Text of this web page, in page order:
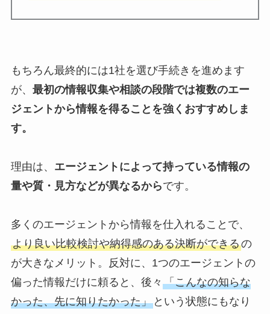
もちろん最終的には1社を選び手続きを進めます
が、 最初の情報収集や相談の段階では複数のエー
ジェントから情報を得ることを強くおすすめしま
す。
理由は、 エージェントによって持っている情報の
量や質・見方などが異なるからです。
多くのエージェントから情報を仕入れることで、
より良い比較検討や納得感のある決断ができるの
が大きなメリット。反対に、1つのエージェントの
偏った情報だけに頼ると、後々 「こんなの知らな
かった、先に知りたかった」という状態にもなり